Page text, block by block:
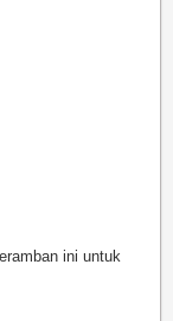
ini untuk